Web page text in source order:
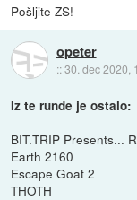
Pošljite ZS!
opeter
::30. dec 2020,
Iz te runde je ostalo:
BIT.TRIP Presents...
Earth 2160
Escape Goat 2
THOTH